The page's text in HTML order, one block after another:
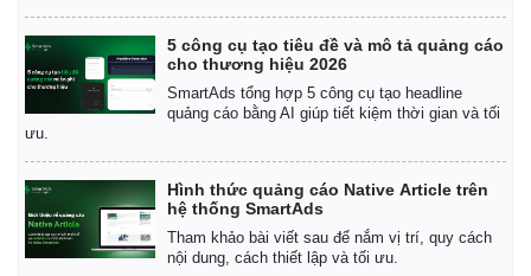
5 công cụ tạo tiêu đề và mô tả quảng cáo
cho thương hiệu 2026
SmartAds tổng hợp 5 công cụ tạo headline
quảng cáo bằng AI giúp tiết kiệm thời gian và tối
ưu.
Hình thức quảng cáo Native Article trên
hệ thống SmartAds
Tham khảo bài viết sau để nắm vị trí, quy cách
nội dung, cách thiết lập và tối ưu.